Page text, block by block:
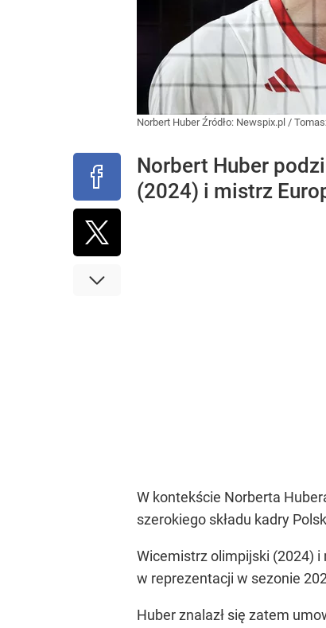
Norbert HuberŹródło: Newspix.pl /
Norbert Huber
(2024) i mistrz
W kontekście Norberta
szerokiego składu kadry
Wicemistrz olimpijski (2024) i
w reprezentacji w sezonie
Huber znalazł się zatem